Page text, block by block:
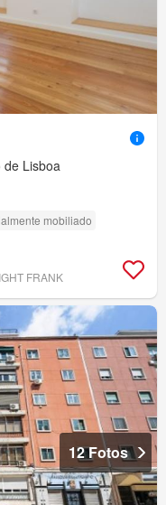
de Lisboa
mobiliado
FRANK
12 Fotos